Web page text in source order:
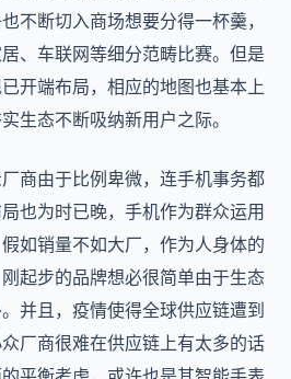
不断切入商场想要分得一杯羹，
、车联网等细分范畴比赛。但是
开端布局，相应的地图也基本上
生态不断吸纳新用户之际。
商由于比例卑微，连手机事务都
也为时已晚，手机作为群众运用
如销量不如大厂，作为人身体的
起步的品牌想必很简单由于生态
并且，疫情使得全球供应链遭到
厂商很难在供应链上有太多的话